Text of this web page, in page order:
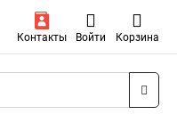
Контакты Войти Корзина